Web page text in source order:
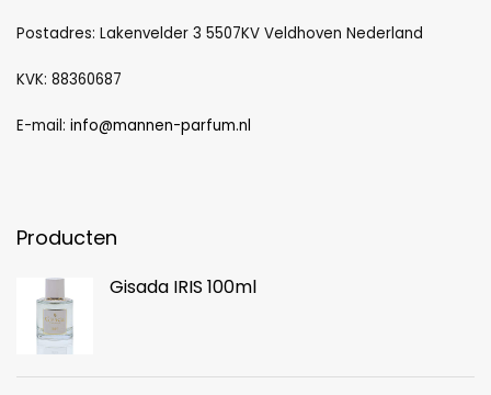
Postadres: Lakenvelder 3 5507KV Veldhoven Nederland
KVK: 88360687
E-mail: info@mannen-parfum.nl
Producten
Gisada IRIS 100ml